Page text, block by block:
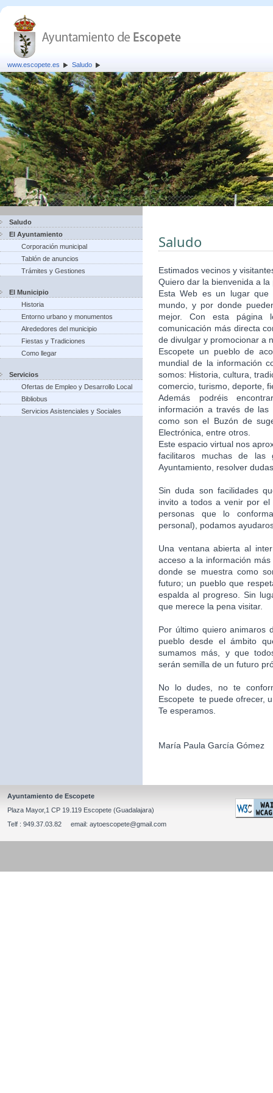
www.escopete.es Saludo
Saludo
El Ayuntamiento
Corporación municipal
Tablón de anuncios
Trámites y Gestiones
El Municipio
Historia
Entorno urbano y monumentos
Alrededores del municipio
Fiestas y Tradiciones
Como llegar
Servicios
Ofertas de Empleo y Desarrollo Local
Bibliobus
Servicios Asistenciales y Sociales
Saludo
Estimados vecinos y
Quiero dar la bienvenida a
Esta Web es un lugar
mundo, y por donde
mejor. Con esta página
comunicación más directa
de divulgar y promocionar a
Escopete un pueblo de
mundial de la información
somos: Historia, cultura,
comercio, turismo, deporte,
Además podréis
información a través de
como son el Buzón de
Electrónica, entre otros.
Este espacio virtual nos
facilitaros muchas de
Ayuntamiento, resolver
Sin duda son facilidades
invito a todos a venir por
personas que lo
personal), podamos
Una ventana abierta al
acceso a la información
donde se muestra como
futuro; un pueblo que
espalda al progreso. Sin
que merece la pena visitar.
Por último quiero animaros
pueblo desde el ámbito
sumamos más, y que
serán semilla de un futuro
No lo dudes, no te
Escopete te puede ofrecer,
Te esperamos.
María Paula García Gómez
Ayuntamiento de Escopete
Plaza Mayor,1 CP 19.119 Escopete (Guadalajara)
Telf : 949.37.03.82 email: aytoescopete@gmail.com